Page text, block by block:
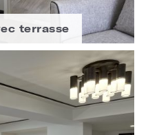
terrasse